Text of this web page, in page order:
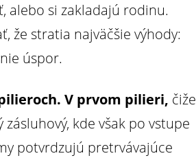
alebo si zakladajú rodinu.
že stratia najväčšie výhody:
úspor.
V prvom pilieri, čiže
kde však po vstupe
potvrdzujú pretrvávajúce